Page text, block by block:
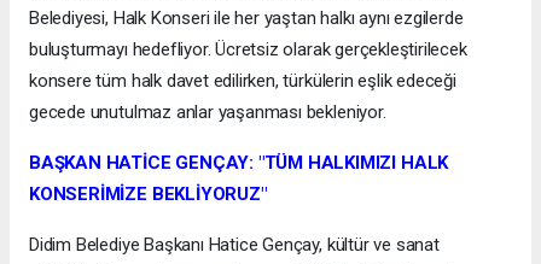
Belediyesi, Halk Konseri ile her yaştan halkı aynı ezgilerde
buluşturmayı hedefliyor. Ücretsiz olarak gerçekleştirilecek
konsere tüm halk davet edilirken, türkülerin eşlik edeceği
gecede unutulmaz anlar yaşanması bekleniyor.
BAŞKAN HATİCE GENÇAY: "TÜM HALKIMIZI HALK
KONSERİMİZE BEKLİYORUZ"
Didim Belediye Başkanı Hatice Gençay, kültür ve sanat